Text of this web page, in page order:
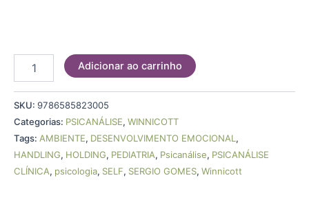
Adicionar ao carrinho
SKU: 9786585823005
Categorias: PSICANÁLISE, WINNICOTT
Tags: AMBIENTE, DESENVOLVIMENTO EMOCIONAL ,
HANDLING, HOLDING, PEDIATRIA, Psicanálise, PSICANÁLISE
CLÍNICA, psicologia, SELF, SERGIO GOMES, Winnicott